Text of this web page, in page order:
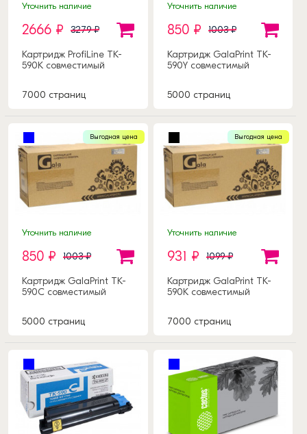
Уточнить наличие
2666 ₽ 3279 ₽
Картридж ProfiLine TK-
590K совместимый
7000 страниц
Уточнить наличие
850 ₽ 1003 ₽
Картридж GalaPrint TK-
590Y совместимый
5000 страниц
Выгодная цена
Уточнить наличие
850 ₽ 1003 ₽
Картридж GalaPrint TK-
590C совместимый
5000 страниц
Выгодная цена
Уточнить наличие
931 ₽ 1099 ₽
Картридж GalaPrint TK-
590K совместимый
7000 страниц